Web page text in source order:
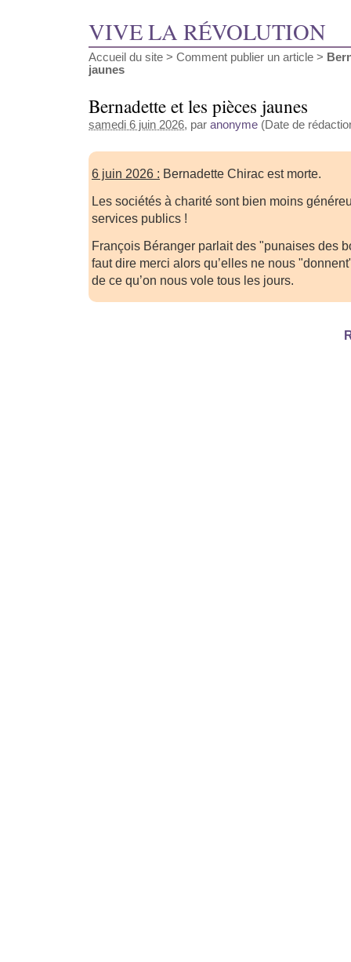
VIVE LA RÉVOLUTION
Accueil du site > Comment publier un article >
jaunes
Bernadette et les pièces jaunes
samedi 6 juin 2026, par anonyme (Date de
6 juin 2026 : Bernadette Chirac est morte.
Les sociétés à charité sont bien moins
services publics !
François Béranger parlait des "punaises des
faut dire merci alors qu’elles ne nous
de ce qu’on nous vole tous les jours.